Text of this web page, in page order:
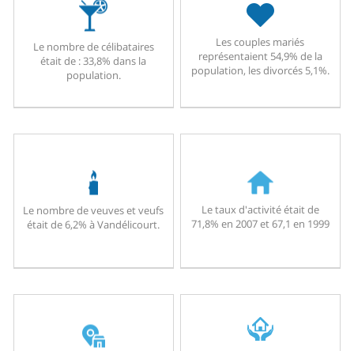
Le nombre de célibataires
était de : 33,8% dans la
population.
Les couples mariés
représentaient 54,9% de la
population, les divorcés 5,1%.
Le nombre de veuves et veufs
était de 6,2% à Vandélicourt.
Le taux d'activité était de
71,8% en 2007 et 67,1 en 1999